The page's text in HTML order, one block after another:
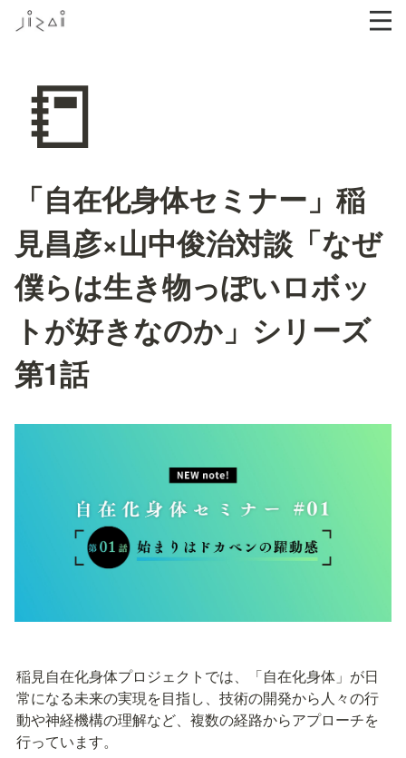
📒
「自在化身体セミナー」稲
見昌彦×山中俊治対談「なぜ
僕らは生き物っぽいロボッ
トが好きなのか」シリーズ
第1話
稲見自在化身体プロジェクトでは、「自在化身体」が日
常になる未来の実現を目指し、技術の開発から人々の行
動や神経機構の理解など、複数の経路からアプローチを
行っています。